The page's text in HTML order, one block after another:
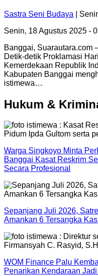
Sastra Seni Budaya |
Senin, 18 Agustus 2025 -
Banggai, Suarautara.com
Detik-detik Proklamasi
Kemerdekaan Republik
Kabupaten Banggai
istimewa…
Hukum &
Warga Singkoyo Minta
Banggai Kasat Reskrim
Secara Profesional
Sepanjang Juli 2026,
Amankan 6 Tersangka
WOM Finance Palu
Penarikan Kendaraan